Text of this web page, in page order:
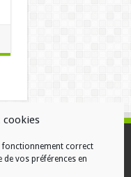
cookies
fonctionnement correct
vos préférences en